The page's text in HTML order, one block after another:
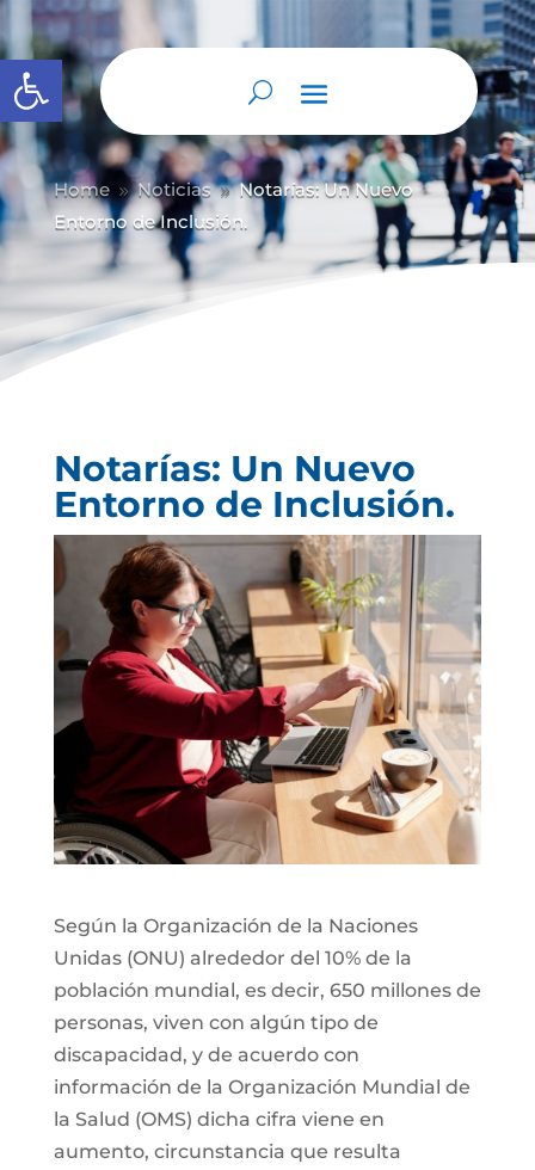
Abrir barra de herramientas
Home 9 Noticias 9 Notarías: Un Nuevo
Entorno de Inclusión.
Notarías: Un Nuevo
Entorno de Inclusión.
Según la Organización de la Naciones
Unidas (ONU) alrededor del 10% de la
población mundial, es decir, 650 millones de
personas, viven con algún tipo de
discapacidad, y de acuerdo con
información de la Organización Mundial de
la Salud (OMS) dicha cifra viene en
aumento, circunstancia que resulta